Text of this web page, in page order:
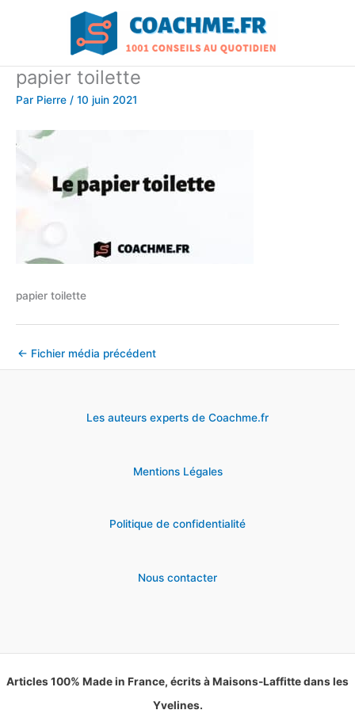
papier toilette
Par Pierre / 10 juin 2021
papier toilette
← Fichier média précédent
Les auteurs experts de Coachme.fr
Mentions Légales
Politique de confidentialité
Nous contacter
Articles 100% Made in France, écrits à Maisons-Laffitte dans les
Yvelines.